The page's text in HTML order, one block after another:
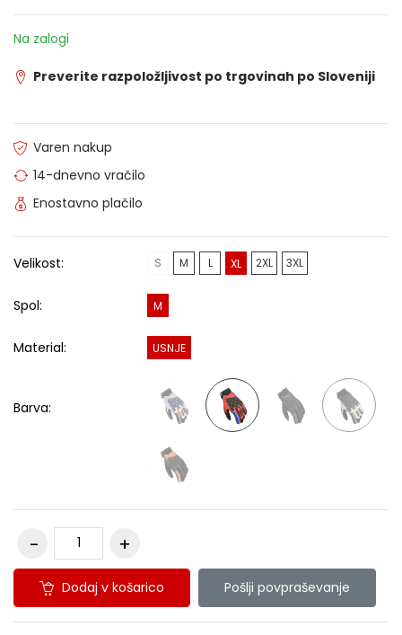
Na zalogi
Preverite razpoložljivost po trgovinah po Sloveniji
Varen nakup
14-dnevno vračilo
Enostavno plačilo
Velikost: S M L XL 2XL 3XL
Spol: M
Material: USNJE
Barva:
Dodaj v košarico Pošlji povpraševanje